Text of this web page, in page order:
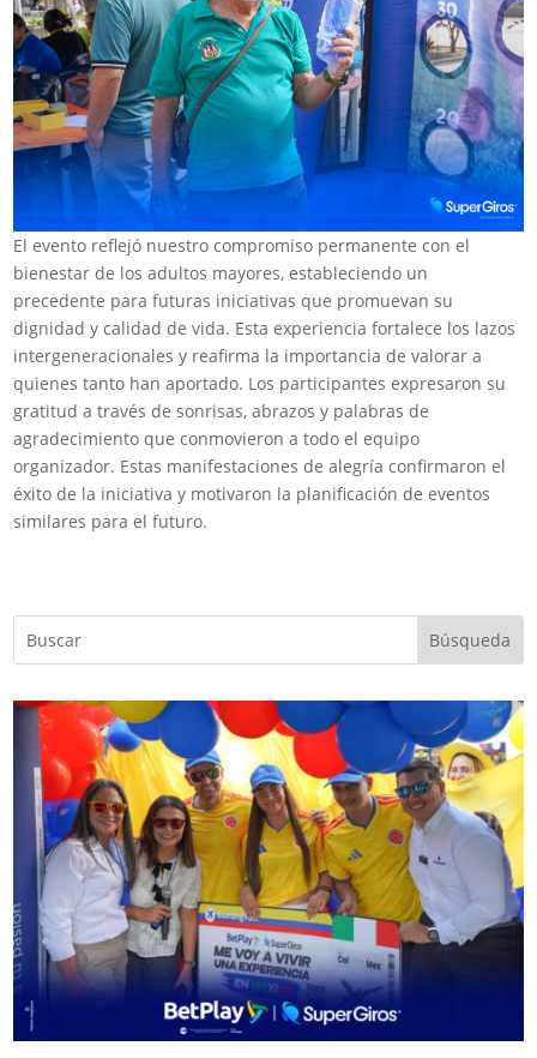
El evento reflejó nuestro compromiso permanente con el
bienestar de los adultos mayores, estableciendo un
precedente para futuras iniciativas que promuevan su
dignidad y calidad de vida. Esta experiencia fortalece los lazos
intergeneracionales y reafirma la importancia de valorar a
quienes tanto han aportado. Los participantes expresaron su
gratitud a través de sonrisas, abrazos y palabras de
agradecimiento que conmovieron a todo el equipo
organizador. Estas manifestaciones de alegría confirmaron el
éxito de la iniciativa y motivaron la planificación de eventos
similares para el futuro.